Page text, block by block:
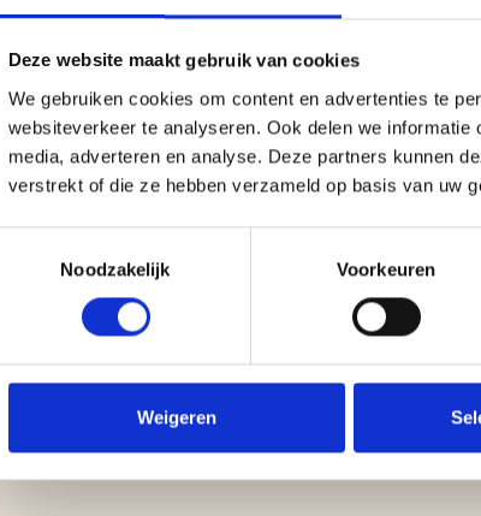
Deze website maakt gebruik van cookies
We gebruiken cookies om content en advertenties te
websiteverkeer te analyseren. Ook delen we
media, adverteren en analyse. Deze partners kunnen
verstrekt of die ze hebben verzameld op basis van uw
Noodzakelijk
Voorkeuren
Weigeren
soorten en maten is er genoeg te ontdekken in de
je nu houdt van uitgebreid tafelen in een
dansje wagen bij een cultureel evenement of een dag
in Castricum, Bakkum, Limmen,
kun je volop genieten.